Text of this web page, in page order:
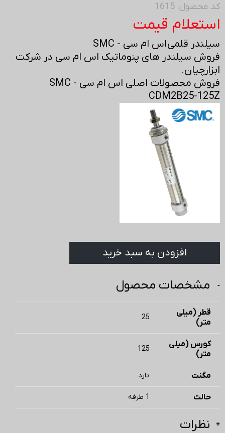
کد محصول: 1615
استعلام قیمت
سیلندر قلمی اس ام سی - SMC
فروش سیلندر های پنوماتیک اس ام سی در شرکت
ابزارچیان.
فروش محصولات اصلی اس ام سی - SMC
CDM2B25-125Z
افزودن به سبد خرید
مشخصات محصول
قطر (میلی
متر)
25
کورس (میلی
متر)
125
مگنت دارد
حالت 1 طرفه
نظرات